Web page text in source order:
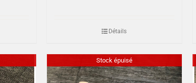
Détails
Stock épuisé